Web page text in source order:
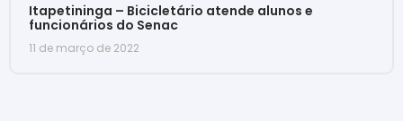
Itapetininga – Bicicletário atende alunos e
funcionários do Senac
11 de março de 2022